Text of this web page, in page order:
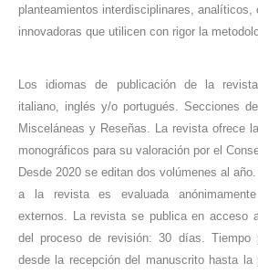
planteamientos interdisciplinares,
innovadoras que utilicen con rigor la
Los idiomas de publicación de la
italiano, inglés y/o portugués. Secciones
Misceláneas y Reseñas. La revista ofrece
monográficos para su valoración por el
Desde 2020 se editan dos volúmenes al
a la revista es evaluada
externos. La revista se publica en acceso
del proceso de revisión: 30 días. Tiempo
desde la recepción del manuscrito hasta la